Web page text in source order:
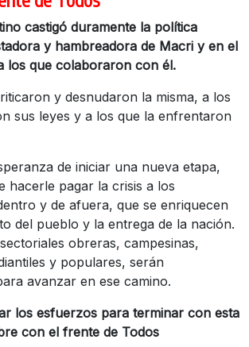
castigó duramente la política
y hambreadora de Macri y en el
los que colaboraron con él.
y desnudaron la misma, a los
sus leyes y a los que la enfrentaron
de iniciar una nueva etapa,
hacerle pagar la crisis a los
y de afuera, que se enriquecen
del pueblo y la entrega de la nación.
obreras, campesinas,
y populares, serán
avanzar en ese camino.
los esfuerzos para terminar con esta
con el frente de Todos